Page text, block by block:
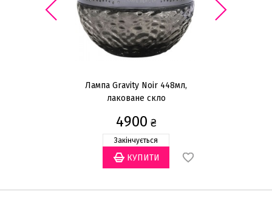
Лампа Gravity Noir 448мл,
лаковане скло
4900 ₴
Закінчується